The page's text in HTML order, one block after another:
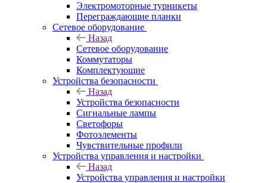
Электромоторные турникеты
Переграждающие планки
Сетевое оборудование
Назад
Сетевое оборудование
Коммутаторы
Комплектующие
Устройства безопасности
Назад
Устройства безопасности
Сигнальные лампы
Светофоры
Фотоэлементы
Чувствительные профили
Устройства управления и настройки
Назад
Устройства управления и настройки